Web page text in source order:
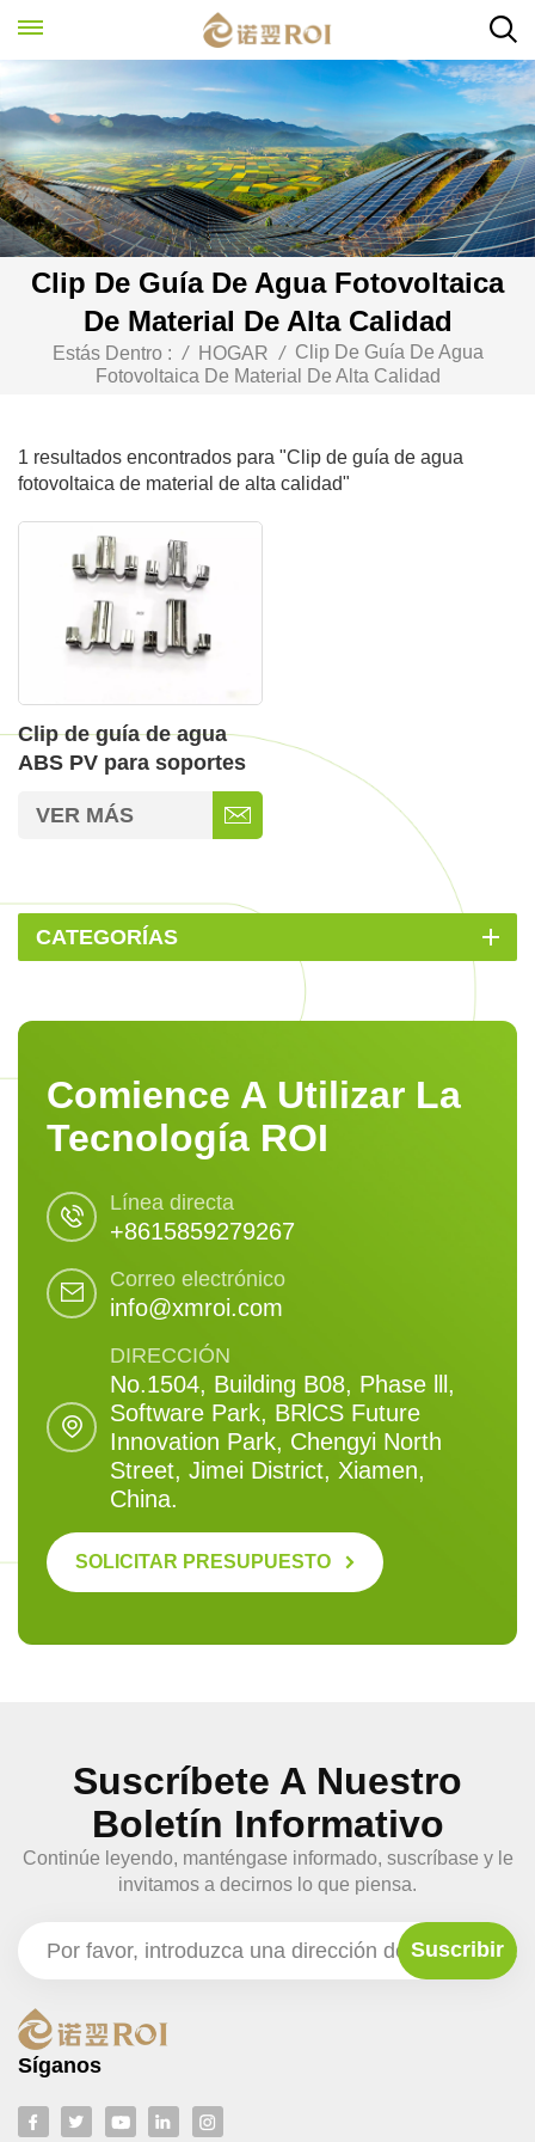
Clip De Guía De Agua Fotovoltaica
De Material De Alta Calidad
Estás Dentro : / HOGAR /
Clip De Guía De Agua
Fotovoltaica De Material De Alta Calidad
1 resultados encontrados para "Clip de guía de agua
fotovoltaica de material de alta calidad"
Clip de guía de agua
ABS PV para soportes
VER MÁS
CATEGORÍAS
Comience A Utilizar La
Tecnología ROI
Línea directa
+8615859279267
Correo electrónico
info@xmroi.com
DIRECCIÓN
No.1504, Building B08, Phase lll,
Software Park, BRlCS Future
Innovation Park, Chengyi North
Street, Jimei District, Xiamen,
China.
SOLICITAR PRESUPUESTO
Suscríbete A Nuestro
Boletín Informativo
Continúe leyendo, manténgase informado, suscríbase y le
invitamos a decirnos lo que piensa.
Síganos